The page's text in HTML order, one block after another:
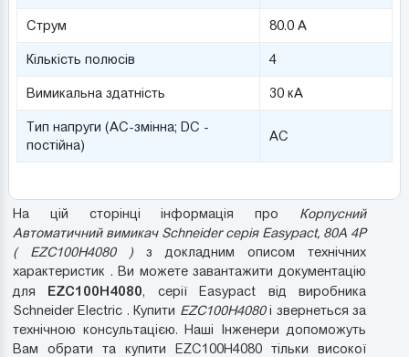
Струм 80.0 А
Кількість полюсів 4
Вимикальна здатність 30 кА
Тип напруги (AC-змінна; DC -
постійна)
AC
На цій сторінці інформація про Корпусний
Автоматичний вимикач Schneider серія Easypact, 80A 4P
( EZC100H4080 )з докладним описом технічних
характеристик . Ви можете завантажити документацію
для EZC100H4080, серії Easypact від виробника
Schneider Electric . Купити EZC100H4080і звернеться за
технічною консультацією. Наші Інженери допоможуть
Вам обрати та купити EZC100H4080 тільки високої